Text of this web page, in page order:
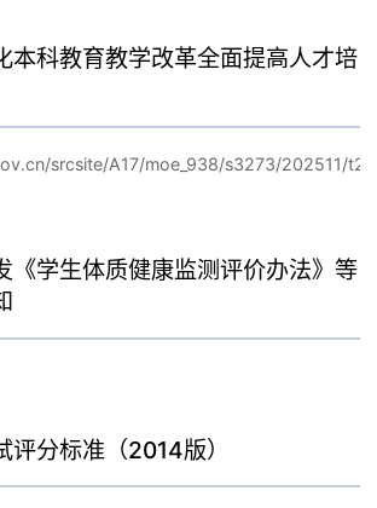
和标准
本科教育教学改革全面提高人才培
srcsite/A17/moe_938/s3273/202511/
《学生体质健康监测评价办法》等
评分标准（2014版）